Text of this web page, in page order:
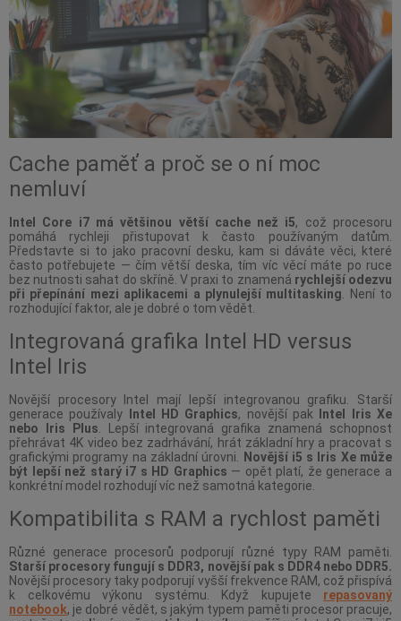
Cache paměť a proč se o ní moc
nemluví
Intel Core i7 má většinou větší cache než i5, což procesoru
pomáhá rychleji přistupovat k často používaným datům.
Představte si to jako pracovní desku, kam si dáváte věci, které
často potřebujete — čím větší deska, tím víc věcí máte po ruce
bez nutnosti sahat do skříně. V praxi to znamená rychlejší odezvu
při přepínání mezi aplikacemi a plynulejší multitasking . Není to
rozhodující faktor, ale je dobré o tom vědět.
Integrovaná grafika Intel HD versus
Intel Iris
Novější procesory Intel mají lepší integrovanou grafiku. Starší
generace používaly
Intel HD Graphics, novější pak
Intel Iris Xe
nebo Iris Plus . Lepší integrovaná grafika znamená schopnost
přehrávat 4K video bez zadrhávání, hrát základní hry a pracovat s
grafickými programy na základní úrovni.
Novější i5 s Iris Xe může
být lepší než starý i7 s HD Graphics — opět platí, že generace a
konkrétní model rozhodují víc než samotná kategorie.
Kompatibilita s RAM a rychlost paměti
Různé generace procesorů podporují různé typy RAM paměti.
Starší procesory fungují s DDR3, novější pak s DDR4 nebo DDR5.
Novější procesory taky podporují vyšší frekvence RAM, což přispívá
k celkovému výkonu systému. Když kupujete repasovaný
notebook, je dobré vědět, s jakým typem paměti procesor pracuje,